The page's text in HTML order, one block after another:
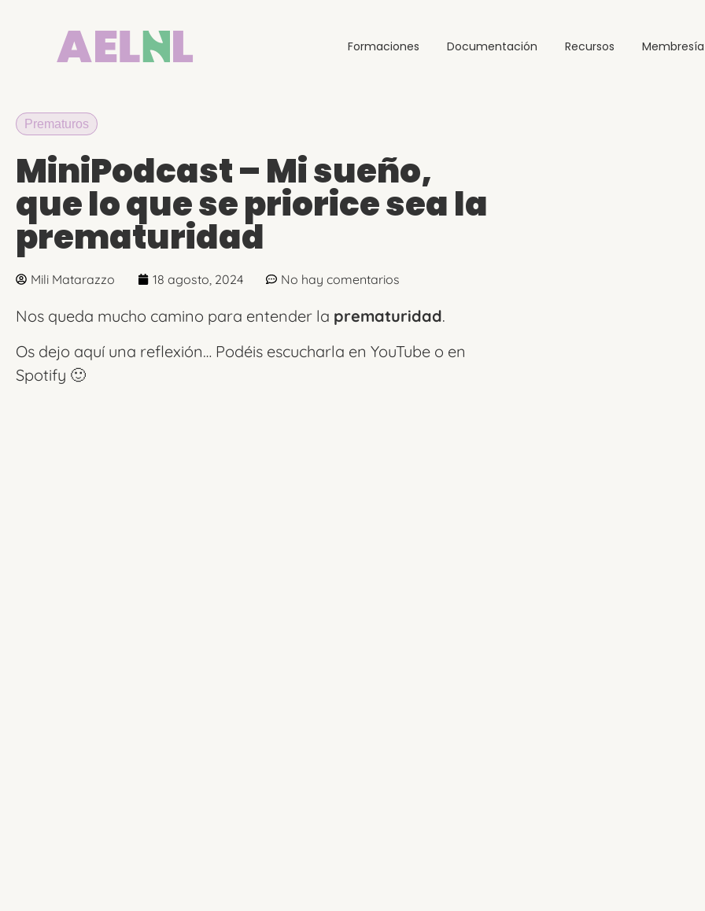
Formaciones Documentación Recursos Membresía
Prematuros
MiniPodcast – Mi sueño,
que lo que se priorice sea la
prematuridad
Mili Matarazzo 18 agosto, 2024 No hay comentarios
Nos queda mucho camino para entender la prematuridad.
Os dejo aquí una reflexión… Podéis escucharla en YouTube o en
Spotify 🙂